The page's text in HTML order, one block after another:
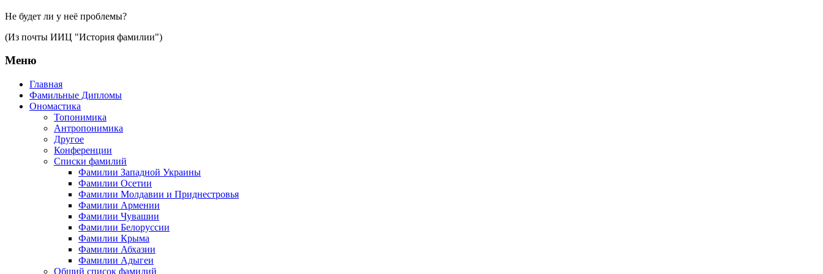
Не будет ли у неё проблемы?
(Из почты ИИЦ "История фамилии")
Меню
Главная
Фамильные Дипломы
Ономастика
Топонимика
Антропонимика
Другое
Конференции
Списки фамилий
Фамилии Западной Украины
Фамилии Осетии
Фамилии Молдавии и Приднестровья
Фамилии Армении
Фамилии Чувашии
Фамилии Белоруссии
Фамилии Крыма
Фамилии Абхазии
Фамилии Адыгеи
Общий список фамилий